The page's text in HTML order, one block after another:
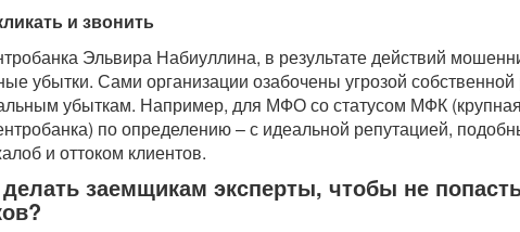
и звонить
Эльвира Набиуллина, в результате действий
убытки. Сами организации озабочены угрозой
убыткам. Например, для МФО со статусом МФК
по определению – с идеальной репутацией,
и оттоком клиентов.
заемщикам эксперты, чтобы не